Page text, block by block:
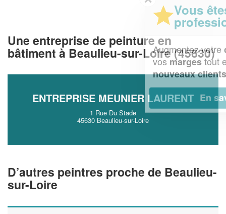
Une entreprise de peinture en
bâtiment à Beaulieu-sur-Loire (45630)
ENTREPRISE MEUNIER LAURENT
1 Rue Du Stade
45630 Beaulieu-sur-Loire
D’autres peintres proche de Beaulieu-
sur-Loire
Vous êtes un
professionnel ?
Augmentez votrechiffre d'affaireset
vosmargestout en gagnant de
nouveaux clients!
En savoir plus